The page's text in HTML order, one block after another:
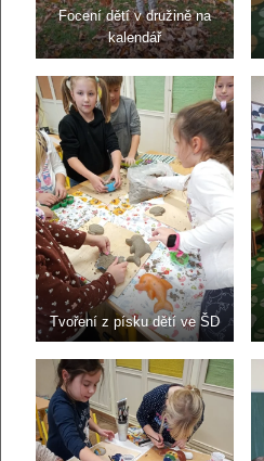
Focení dětí v družině na
kalendář
Tvoření z písku dětí ve ŠD